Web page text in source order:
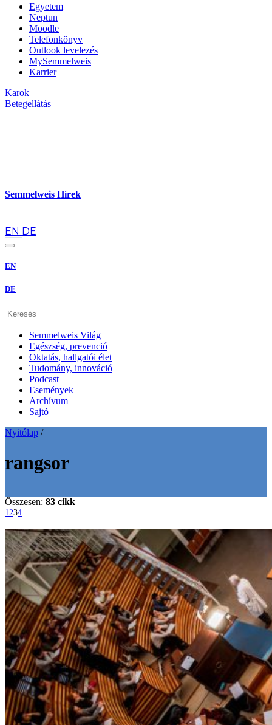
Egyetem
Neptun
Moodle
Telefonkönyv
Outlook levelezés
MySemmelweis
Karrier
Karok
Betegellátás
Semmelweis Hírek
EN DE
EN
DE
Semmelweis Világ
Egészség, prevenció
Oktatás, hallgatói élet
Tudomány, innováció
Podcast
Események
Archívum
Sajtó
Nyitólap /
rangsor
Összesen: 83 cikk
1234